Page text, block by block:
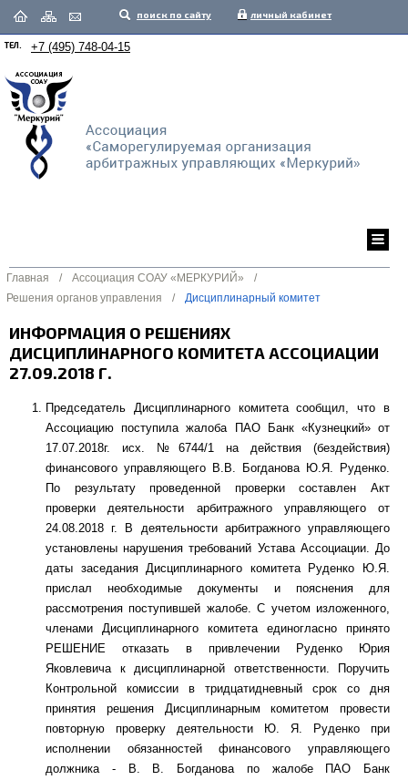
поиск по сайту личный кабинет
ТЕЛ. +7 (495) 748-04-15
Главная / Ассоциация СОАУ «МЕРКУРИЙ»
/
Решения органов управления
/ Дисциплинарный комитет
ИНФОРМАЦИЯ О РЕШЕНИЯХ
ДИСЦИПЛИНАРНОГО КОМИТЕТА АССОЦИАЦИИ
27.09.2018 Г.
Председатель Дисциплинарного комитета сообщил, что в
Ассоциацию поступила жалоба ПАО Банк «Кузнецкий» от
17.07.2018г. исх. №6744/1 на действия (бездействия)
финансового управляющего В.В. Богданова Ю.Я. Руденко.
По результату проведенной проверки составлен Акт
проверки деятельности арбитражного управляющего от
24.08.2018 г. В деятельности арбитражного управляющего
установлены нарушения требований Устава Ассоциации. До
даты заседания Дисциплинарного комитета Руденко Ю.Я.
прислал необходимые документы и пояснения для
рассмотрения поступившей жалобе. С учетом изложенного,
членами Дисциплинарного комитета единогласно принято
РЕШЕНИЕ отказать в привлечении Руденко Юрия
Яковлевича к дисциплинарной ответственности. Поручить
Контрольной комиссии в тридцатидневный срок со дня
принятия решения Дисциплинарным комитетом провести
повторную проверку деятельности Ю. Я. Руденко при
исполнении обязанностей финансового управляющего
должника - В. В. Богданова по жалобе ПАО Банк